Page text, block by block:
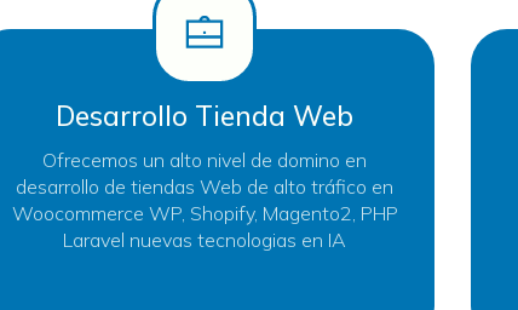
Desarrollo Tienda Web
Ofrecemos un alto nivel de domino en
desarrollo de tiendas Web de alto tráfico en
Woocommerce WP, Shopify, Magento2, PHP
Laravel nuevas tecnologias en IA